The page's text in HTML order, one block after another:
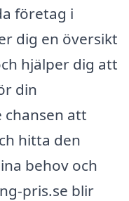
företag i
dig en översikt
hjälper dig att
din
att
hitta den
behov och
pris.se blir